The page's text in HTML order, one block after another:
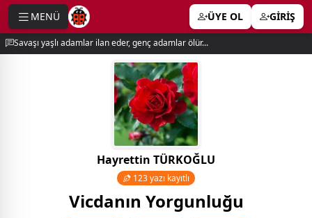
MENÜ ÜYE OL GİRİŞ
Savaşı yaşlı adamlar ilan eder, genç adamlar ölür...
Hayrettin TÜRKOĞLU
123 yazı kayıtlı
Vicdanın Yorgunluğu
menu